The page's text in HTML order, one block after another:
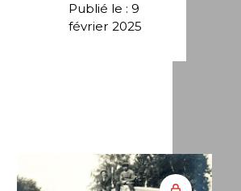
Publié le : 9
février 2025